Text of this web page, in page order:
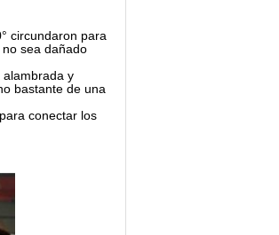
circundaron para
sea dañado
alambrada y
bastante de una
conectar los